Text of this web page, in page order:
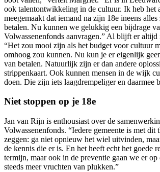
ook talentontwikkeling in de cultuur. Ik heb het
meegemaakt dat iemand na zijn 18e ineens
betalen. Nu kunnen we gelukkig een bijdrage
Volwassenenfonds aanvragen.” Al blijft er altijd
“Het zou mooi zijn als het budget voor cultuur
omhoog zou kunnen. Nu kun je er eigenlijk
van betalen. Natuurlijk zijn er dan andere
strippenkaart. Ook kunnen mensen in de wijk
doen. Die zijn iets laagdrempeliger en daarmee
Niet stoppen op je 18e
Jan van Rijn is enthousiast over de
Volwassenenfonds. “Iedere gemeente is met dit
zeggen: ga niet opnieuw het wiel uitvinden,
de kennis die er is. En het heeft echt het goede
termijn, maar ook in de preventie gaan we er op
steeds meer vruchten van plukken.”